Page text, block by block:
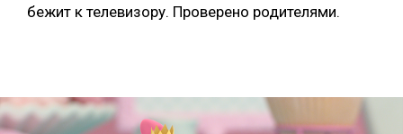
бежит к телевизору. Проверено родителями.